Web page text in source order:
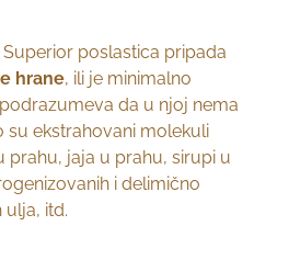
poslastica pripada
hrane, ili je minimalno
da u njoj nema
su ekstrahovani molekuli
prahu, jaja u prahu, sirupi u
i delimično
ulja, itd.